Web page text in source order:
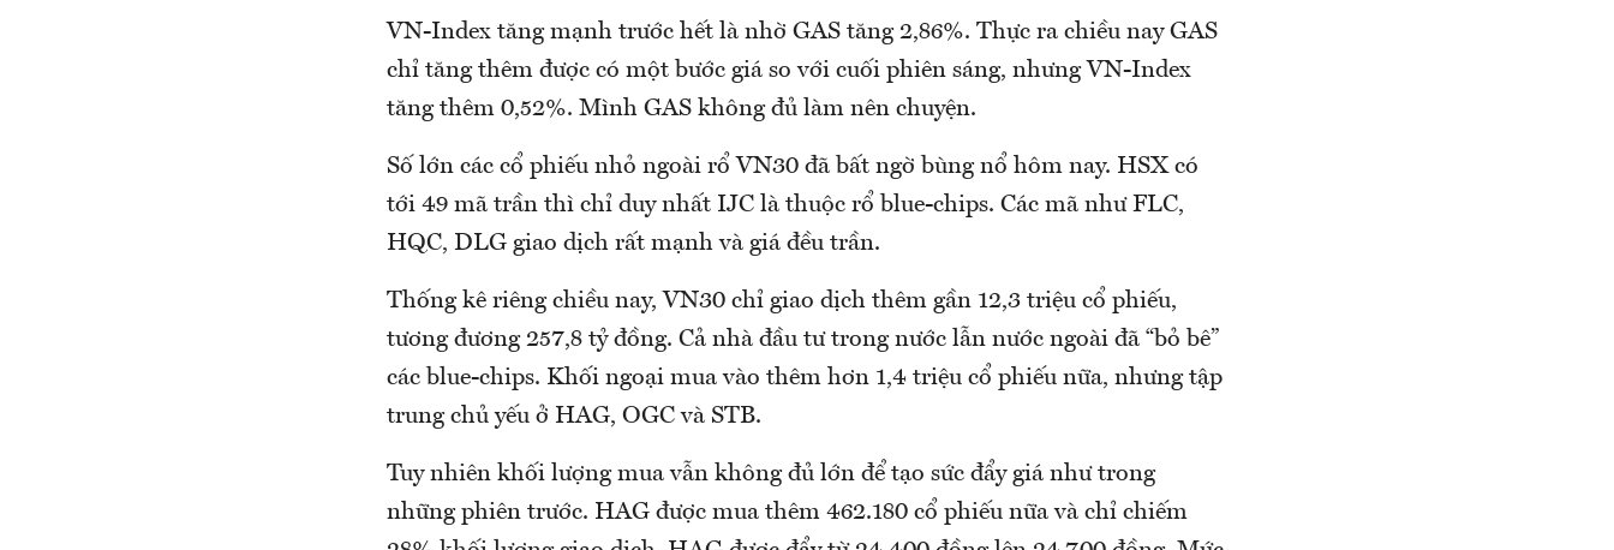
VN-Index tăng mạnh trước hết là nhờ GAS tăng 2,86%. Thực ra chiều nay GAS
chỉ tăng thêm được có một bước giá so với cuối phiên sáng, nhưng VN-Index
tăng thêm 0,52%. Mình GAS không đủ làm nên chuyện.
Số lớn các cổ phiếu nhỏ ngoài rổ VN30 đã bất ngờ bùng nổ hôm nay. HSX có
tới 49 mã trần thì chỉ duy nhất IJC là thuộc rổ blue-chips. Các mã như FLC,
HQC, DLG giao dịch rất mạnh và giá đều trần.
Thống kê riêng chiều nay, VN30 chỉ giao dịch thêm gần 12,3 triệu cổ phiếu,
tương đương 257,8 tỷ đồng. Cả nhà đầu tư trong nước lẫn nước ngoài đã “bỏ bê”
các blue-chips. Khối ngoại mua vào thêm hơn 1,4 triệu cổ phiếu nữa, nhưng tập
trung chủ yếu ở HAG, OGC và STB.
Tuy nhiên khối lượng mua vẫn không đủ lớn để tạo sức đẩy giá như trong
những phiên trước. HAG được mua thêm 462.180 cổ phiếu nữa và chỉ chiếm